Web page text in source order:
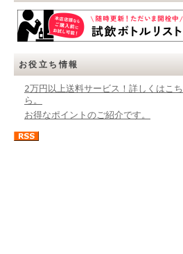
お役立ち情報
2万円以上送料サービス！詳しくはこち
ら。
お得なポイントのご紹介です。